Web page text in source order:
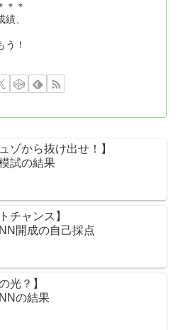
＊＊
、
う！
ゾから抜け出せ！】
試の結果
チャンス】
開成の自己採点
光？】
の結果